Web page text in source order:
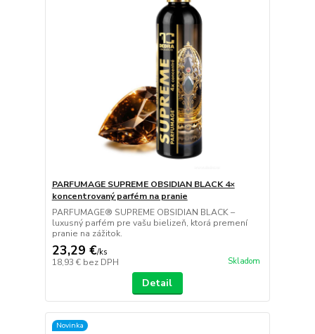
PARFUMAGE SUPREME OBSIDIAN BLACK 4×
koncentrovaný parfém na pranie
PARFUMAGE® SUPREME OBSIDIAN BLACK –
luxusný parfém pre vašu bielizeň, ktorá premení
pranie na zážitok.
23,29 €/ks
18,93 € bez DPH Skladom
Detail
Novinka